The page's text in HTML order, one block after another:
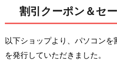
割引クーポン＆セ
以下ショップより、パソコン
を発行していただきました。